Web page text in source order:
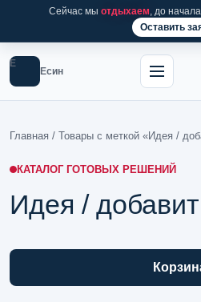
Сейчас мы отдыхаем, до
Оставить
Е
Есин
Главная / Товары с меткой «Идея /
КАТАЛОГ ГОТОВЫХ РЕШЕНИЙ
Идея /